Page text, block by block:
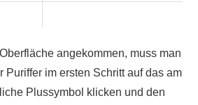
angekommen, muss man
Puriffer im ersten Schritt auf das am
Plussymbol klicken und den